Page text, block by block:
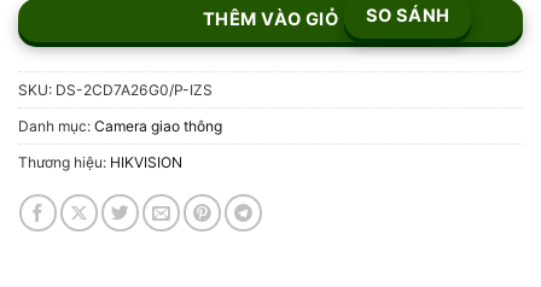
THÊM VÀO GIỎ SO SÁNH
SKU: DS-2CD7A26G0/P-IZS
Danh mục: Camera giao thông
Thương hiệu: HIKVISION